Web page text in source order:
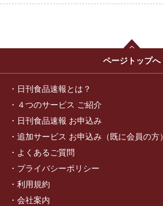
ページトップへ
日刊食品速報とは？
４つのサービス ご紹介
日刊食品速報 お申込み
追加サービス お申込み（既に会員の方）
よくあるご質問
プライバシーポリシー
利用規約
会社案内